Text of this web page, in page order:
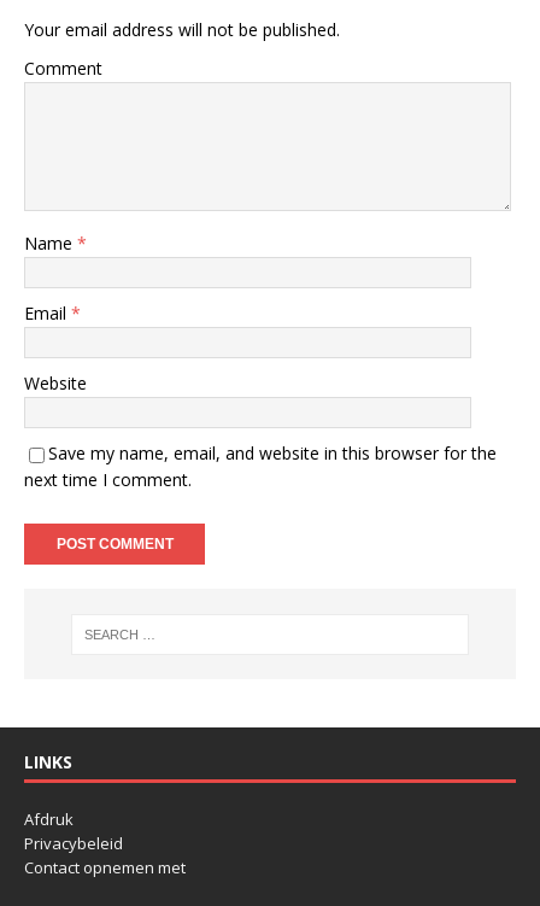
Your email address will not be published.
Comment
Name *
Email *
Website
Save my name, email, and website in this browser for the
next time I comment.
LINKS
Afdruk
Privacybeleid
Contact opnemen met